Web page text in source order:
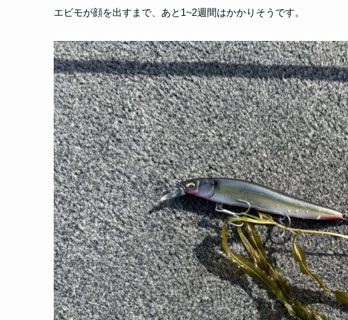
エビモが顔を出すまで、あと1~2週間はかかりそうです。